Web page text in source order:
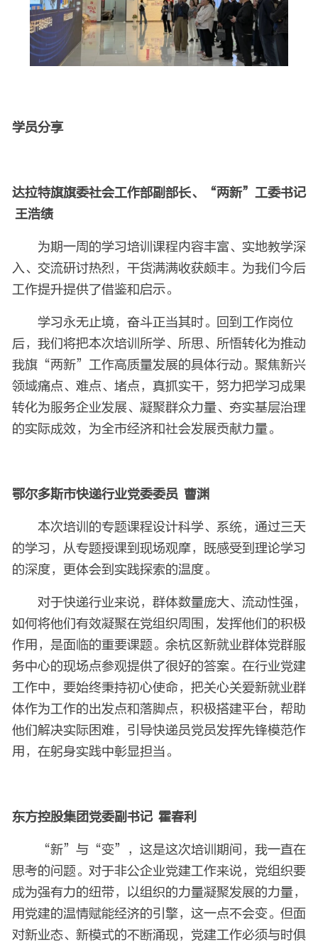
学员分享
达拉特旗旗委社会工作部副部长、“两新”工委书记
王浩绩
为期一周的学习培训课程内容丰富、实地教学深
入、交流研讨热烈，干货满满收获颇丰。为我们今后
工作提升提供了借鉴和启示。
学习永无止境，奋斗正当其时。回到工作岗位
后，我们将把本次培训所学、所思、所悟转化为推动
我旗“两新”工作高质量发展的具体行动。聚焦新兴
领域痛点、难点、堵点，真抓实干，努力把学习成果
转化为服务企业发展、凝聚群众力量、夯实基层治理
的实际成效，为全市经济和社会发展贡献力量。
鄂尔多斯市快递行业党委委员 曹渊
本次培训的专题课程设计科学、系统，通过三天
的学习，从专题授课到现场观摩，既感受到理论学习
的深度，更体会到实践探索的温度。
对于快递行业来说，群体数量庞大、流动性强，
如何将他们有效凝聚在党组织周围，发挥他们的积极
作用，是面临的重要课题。余杭区新就业群体党群服
务中心的现场点参观提供了很好的答案。在行业党建
工作中，要始终秉持初心使命，把关心关爱新就业群
体作为工作的出发点和落脚点，积极搭建平台，帮助
他们解决实际困难，引导快递员党员发挥先锋模范作
用，在躬身实践中彰显担当。
东方控股集团党委副书记 霍春利
“新”与“变”，这是这次培训期间，我一直在
思考的问题。对于非公企业党建工作来说，党组织要
成为强有力的纽带，以组织的力量凝聚发展的力量，
用党建的温情赋能经济的引擎，这一点不会变。但面
对新业态、新模式的不断涌现，党建工作必须与时俱